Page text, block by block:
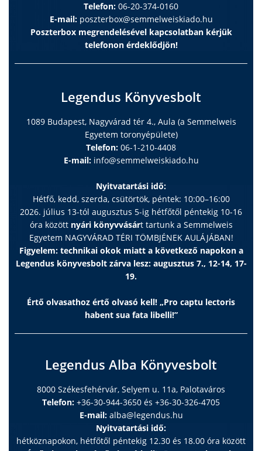
Telefon: 06-20-374-0160
E-mail: poszterbox@semmelweiskiado.hu
Poszterbox megrendelésével kapcsolatban kérjük
telefonon érdeklődjön!
Legendus Könyvesbolt
1089 Budapest, Nagyvárad tér 4., Aula (a Semmelweis
Egyetem toronyépülete)
Telefon: 06-1-210-4408
E-mail: info@semmelweiskiado.hu
Nyitvatartási idő:
Hétfő, kedd, szerda, csütörtök, péntek: 10:00–16:00
2026. július 13-tól augusztus 5-ig hétfőtől péntekig 10-16
óra között nyári könyvvásárt tartunk a Semmelweis
Egyetem NAGYVÁRAD TÉRI TÖMBJÉNEK AULÁJÁBAN!
Figyelem: technikai okok miatt a következő napokon a
Legendus könyvesbolt zárva lesz: augusztus 7., 12-14, 17-
19.
Értő olvasathoz értő olvasó kell! „Pro captu lectoris
habent sua fata libelli!”
Legendus Alba Könyvesbolt
8000 Székesfehérvár, Selyem u. 11a, Palotaváros
Telefon: +36-30-944-3650 és +36-30-326-4705
E-mail: alba@legendus.hu
Nyitvatartási idő:
hétköznapokon, hétfőtől péntekig 12.30 és 18.00 óra között